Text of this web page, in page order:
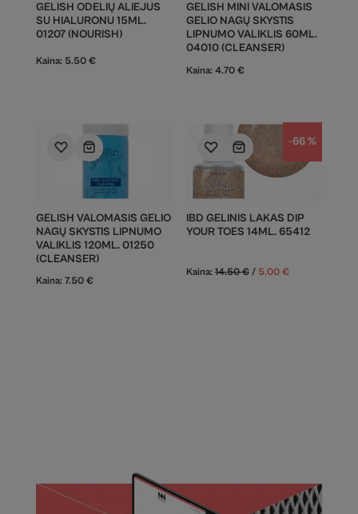
GELISH ODELIŲ ALIEJUS
SU HIALURONU 15ML.
01207 (NOURISH)
Kaina: 5.50 €
GELISH MINI VALOMASIS
GELIO NAGŲ SKYSTIS
LIPNUMO VALIKLIS 60ML.
04010 (CLEANSER)
Kaina: 4.70 €
GELISH VALOMASIS GELIO
NAGŲ SKYSTIS LIPNUMO
VALIKLIS 120ML. 01250
(CLEANSER)
Kaina: 7.50 €
-66 %
IBD GELINIS LAKAS DIP
YOUR TOES 14ML. 65412
Kaina:14.50€ / 5.00 €